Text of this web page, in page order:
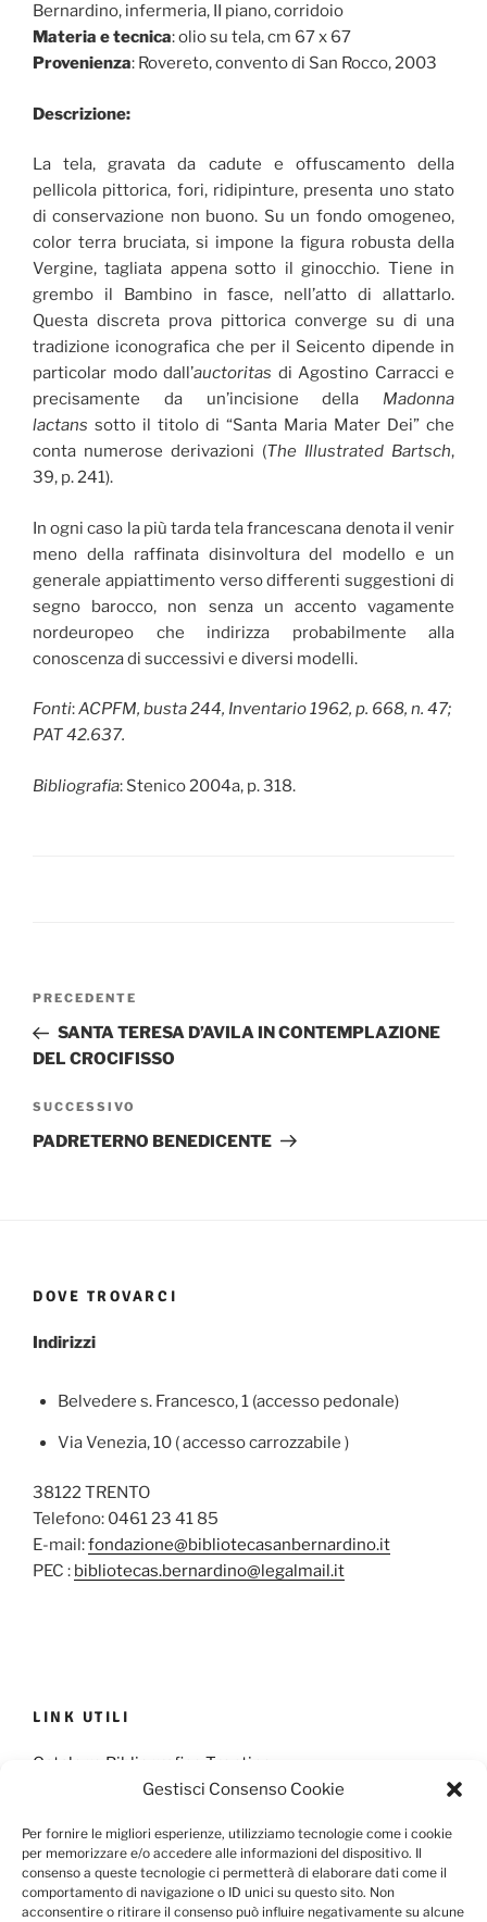
Gestisci Consenso Cookie
Per fornire le migliori esperienze, utilizziamo tecnologie come i cookie
per memorizzare e/o accedere alle informazioni del dispositivo. Il
consenso a queste tecnologie ci permetterà di elaborare dati come il
comportamento di navigazione o ID unici su questo sito. Non
acconsentire o ritirare il consenso può influire negativamente su alcune
Bernardino, infermeria, II piano, corridoio
Materia e tecnica: olio su tela, cm 67 x 67
Provenienza: Rovereto, convento di San Rocco, 2003
Descrizione:
La tela, gravata da cadute e offuscamento della
pellicola pittorica, fori, ridipinture, presenta uno stato
di conservazione non buono. Su un fondo omogeneo,
color terra bruciata, si impone la figura robusta della
Vergine, tagliata appena sotto il ginocchio. Tiene in
grembo il Bambino in fasce, nell’atto di allattarlo.
Questa discreta prova pittorica converge su di una
tradizione iconografica che per il Seicento dipende in
particolar modo dall’auctoritas di Agostino Carracci e
precisamente da un’incisione della Madonna
lactans sotto il titolo di “Santa Maria Mater Dei” che
conta numerose derivazioni (The Illustrated Bartsch,
39, p. 241).
In ogni caso la più tarda tela francescana denota il venir
meno della raffinata disinvoltura del modello e un
generale appiattimento verso differenti suggestioni di
segno barocco, non senza un accento vagamente
nordeuropeo che indirizza probabilmente alla
conoscenza di successivi e diversi modelli.
Fonti:ACPFM, busta 244, Inventario 1962, p. 668, n. 47;
PAT 42.637.
Bibliografia: Stenico 2004a, p. 318.
Navigazione
Articolo
precedente:
PRECEDENTE
SANTA TERESA D’AVILA IN CONTEMPLAZIONE
DEL CROCIFISSO
Articolo
successivo
SUCCESSIVO
PADRETERNO BENEDICENTE
DOVE TROVARCI
Indirizzi
Belvedere s. Francesco, 1 (accesso pedonale)
Via Venezia, 10 ( accesso carrozzabile )
38122 TRENTO
Telefono: 0461 23 41 85
E-mail:fondazione@bibliotecasanbernardino.it
PEC : bibliotecas.bernardino@legalmail.it
LINK UTILI
Catalogo Bibliografico Trentino
Cookie Policy Privacy Policy